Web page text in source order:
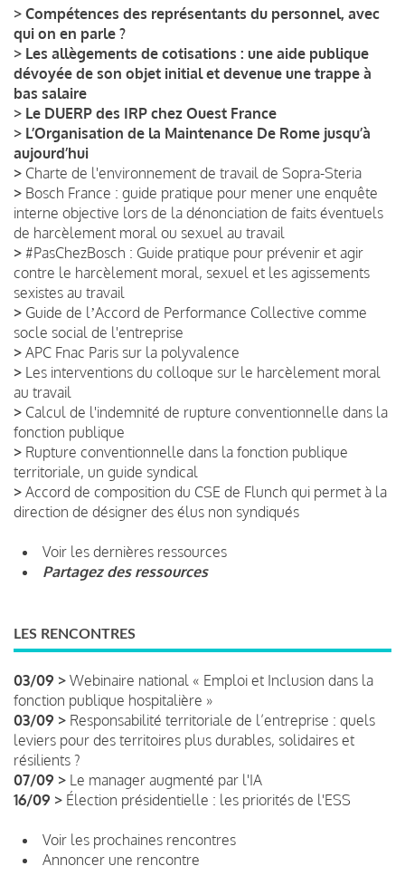
> Compétences des représentants du personnel, avec
qui on en parle ?
> Les allègements de cotisations : une aide publique
dévoyée de son objet initial et devenue une trappe à
bas salaire
> Le DUERP des IRP chez Ouest France
> L’Organisation de la Maintenance De Rome jusqu’à
aujourd’hui
> Charte de l'environnement de travail de Sopra-Steria
> Bosch France : guide pratique pour mener une enquête
interne objective lors de la dénonciation de faits éventuels
de harcèlement moral ou sexuel au travail
> #PasChezBosch : Guide pratique pour prévenir et agir
contre le harcèlement moral, sexuel et les agissements
sexistes au travail
> Guide de lʼAccord de Performance Collective comme
socle social de l'entreprise
> APC Fnac Paris sur la polyvalence
> Les interventions du colloque sur le harcèlement moral
au travail
> Calcul de l'indemnité de rupture conventionnelle dans la
fonction publique
> Rupture conventionnelle dans la fonction publique
territoriale, un guide syndical
> Accord de composition du CSE de Flunch qui permet à la
direction de désigner des élus non syndiqués
Voir les dernières ressources
Partagez des ressources
LES RENCONTRES
03/09 > Webinaire national « Emploi et Inclusion dans la
fonction publique hospitalière »
03/09 > Responsabilité territoriale de l’entreprise : quels
leviers pour des territoires plus durables, solidaires et
résilients ?
07/09 > Le manager augmenté par l'IA
16/09 > Élection présidentielle : les priorités de l'ESS
Voir les prochaines rencontres
Annoncer une rencontre